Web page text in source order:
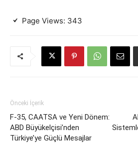
Page Views: 343
Önceki İçerik
F-35, CAATSA ve Yeni Dönem:
ABD Büyükelçisi’nden
Türkiye’ye Güçlü Mesajlar